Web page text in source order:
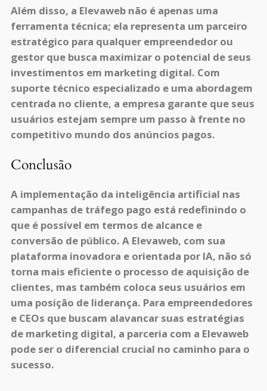
Além disso, a Elevaweb não é apenas uma
ferramenta técnica; ela representa um parceiro
estratégico para qualquer empreendedor ou
gestor que busca maximizar o potencial de seus
investimentos em marketing digital. Com
suporte técnico especializado e uma abordagem
centrada no cliente, a empresa garante que seus
usuários estejam sempre um passo à frente no
competitivo mundo dos anúncios pagos.
Conclusão
A implementação da inteligência artificial nas
campanhas de tráfego pago está redefinindo o
que é possível em termos de alcance e
conversão de público. A Elevaweb, com sua
plataforma inovadora e orientada por IA, não só
torna mais eficiente o processo de aquisição de
clientes, mas também coloca seus usuários em
uma posição de liderança. Para empreendedores
e CEOs que buscam alavancar suas estratégias
de marketing digital, a parceria com a Elevaweb
pode ser o diferencial crucial no caminho para o
sucesso.